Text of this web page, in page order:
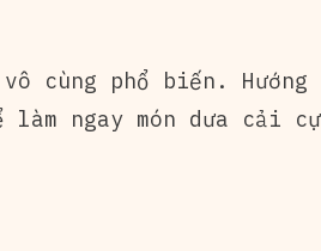
cùng phổ biến.
làm ngay món dưa cải